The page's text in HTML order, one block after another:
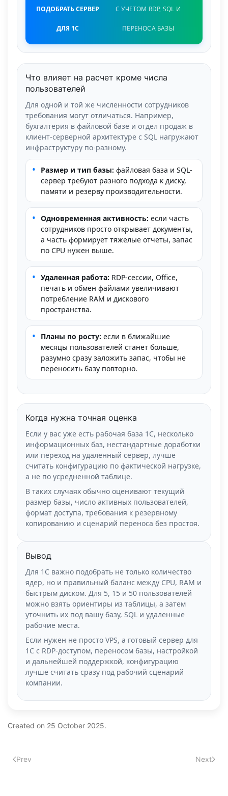
ПОДОБРАТЬ СЕРВЕР
ДЛЯ 1С
С УЧЕТОМ RDP, SQL И
ПЕРЕНОСА БАЗЫ
Что влияет на расчет кроме числа
пользователей
Для одной и той же численности сотрудников
требования могут отличаться. Например,
бухгалтерия в файловой базе и отдел продаж в
клиент-серверной архитектуре с SQL нагружают
инфраструктуру по-разному.
• Размер и тип базы: файловая база и SQL-
сервер требуют разного подхода к диску,
памяти и резерву производительности.
• Одновременная активность: если часть
сотрудников просто открывает документы,
а часть формирует тяжелые отчеты, запас
по CPU нужен выше.
• Удаленная работа: RDP-сессии, Office,
печать и обмен файлами увеличивают
потребление RAM и дискового
пространства.
• Планы по росту: если в ближайшие
месяцы пользователей станет больше,
разумно сразу заложить запас, чтобы не
переносить базу повторно.
Когда нужна точная оценка
Если у вас уже есть рабочая база 1С, несколько
информационных баз, нестандартные доработки
или переход на удаленный сервер, лучше
считать конфигурацию по фактической нагрузке,
а не по усредненной таблице.
В таких случаях обычно оценивают текущий
размер базы, число активных пользователей,
формат доступа, требования к резервному
копированию и сценарий переноса без простоя.
Вывод
Для 1С важно подобрать не только количество
ядер, но и правильный баланс между CPU, RAM и
быстрым диском. Для 5, 15 и 50 пользователей
можно взять ориентиры из таблицы, а затем
уточнить их под вашу базу, SQL и удаленные
рабочие места.
Если нужен не просто VPS, а готовый сервер для
1С с RDP-доступом, переносом базы, настройкой
и дальнейшей поддержкой, конфигурацию
лучше считать сразу под рабочий сценарий
компании.
Created on 25 October 2025.
Prev Next